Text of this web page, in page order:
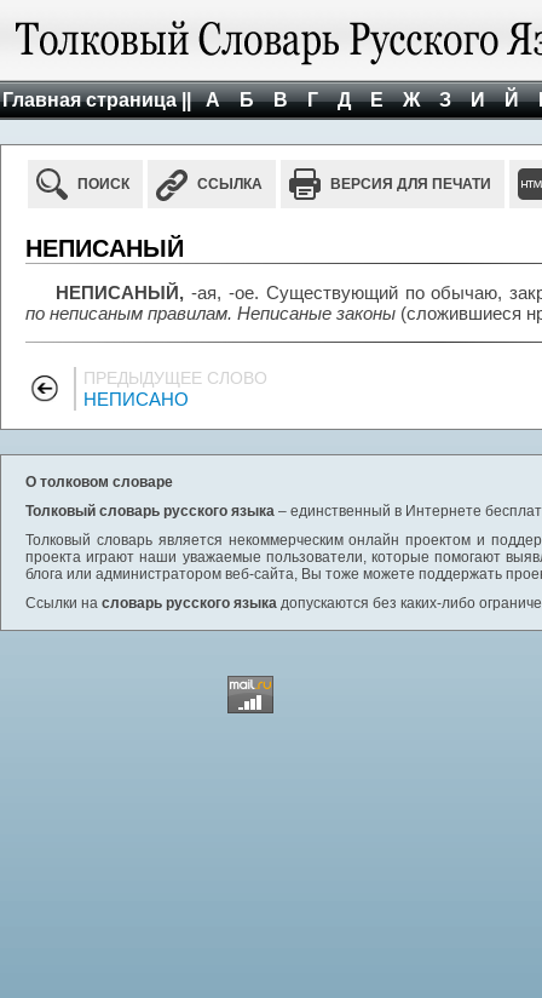
Главная страница || А Б В Г Д Е Ж З И Й
ПОИСК ССЫЛКА ВЕРСИЯ ДЛЯ ПЕЧАТИ
НЕПИСАНЫЙ
НЕПИСАНЫЙ, -ая, -ое. Существующий по обычаю,
по неписаным правилам. Неписаные законы (сложившиеся
ПРЕДЫДУЩЕЕ СЛОВО
НЕПИСАНО
О толковом словаре
Толковый словарь русского языка – единственный в Интернете
Толковый словарь является некоммерческим онлайн проектом и
проекта играют наши уважаемые пользователи, которые помогают
блога или администратором веб-сайта, Вы тоже можете поддержать
Ссылки на словарь русского языка допускаются без каких-либо